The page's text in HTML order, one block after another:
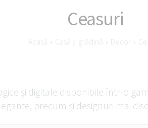
Ceasuri
Acasă › Casă și grădină › Decor ›
și digitale disponibile într-o
precum și designuri mai